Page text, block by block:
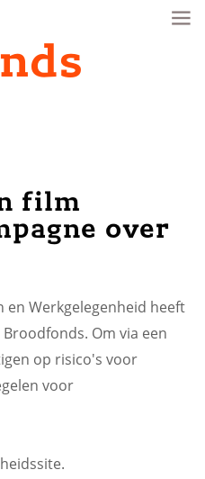
film
over
en Werkgelegenheid heeft
Om via een
op risico's voor
voor